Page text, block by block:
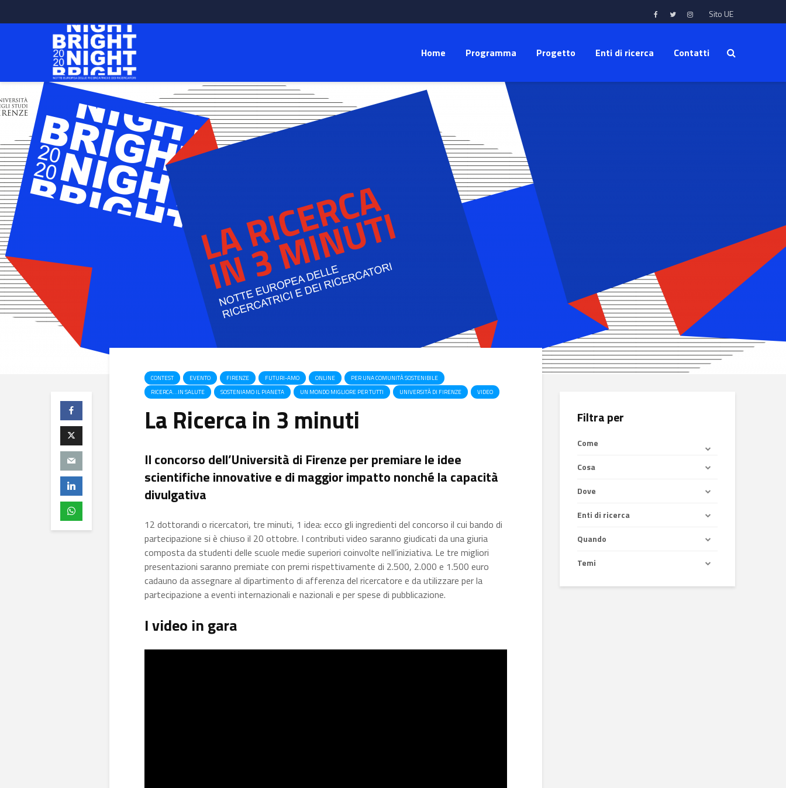
Sito UE
Home Programma Progetto Enti di ricerca Contatti
CONTEST EVENTO FIRENZE FUTURI-AMO ONLINE
PER UNA COMUNITÀ SOSTENIBILE
RICERCA…IN SALUTE
SOSTENIAMO IL PIANETA UN MONDO MIGLIORE PER TUTTI UNIVERSITÀ DI FIRENZE VIDEO
La Ricerca in 3 minuti
Il concorso dell’Università di Firenze per premiare le idee
scientifiche innovative e di maggior impatto nonché la capacità
divulgativa
12 dottorandi o ricercatori, tre minuti, 1 idea: ecco gli ingredienti del concorso il cui bando di
partecipazione si è chiuso il 20 ottobre. I contributi video saranno giudicati da una giuria
composta da studenti delle scuole medie superiori coinvolte nell’iniziativa. Le tre migliori
presentazioni saranno premiate con premi rispettivamente di 2.500, 2.000 e 1.500 euro
cadauno da assegnare al dipartimento di afferenza del ricercatore e da utilizzare per la
partecipazione a eventi internazionali e nazionali e per spese di pubblicazione.
I video in gara
Filtra per
Come
Cosa
Dove
Enti di ricerca
Quando
Temi